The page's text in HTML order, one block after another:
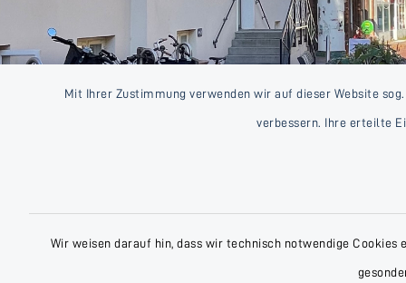
Mit Ihrer Zustimmung verwenden wir auf dieser Website
verbessern. Ihre erteilte
Wir weisen darauf hin, dass wir technisch notwendige